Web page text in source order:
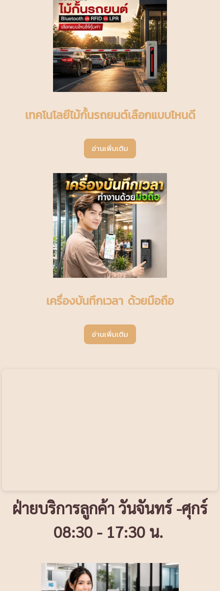
เทคโนโลยีไม้กั้นรถยนต์เลือกแบบไหนดี
อ่านเพิ่มเติม
เครื่องบันทึกเวลา ด้วยมือถือ
อ่านเพิ่มเติม
ฝ่ายบริการลูกค้า วันจันทร์ -ศุกร์
08:30 - 17:30 น.